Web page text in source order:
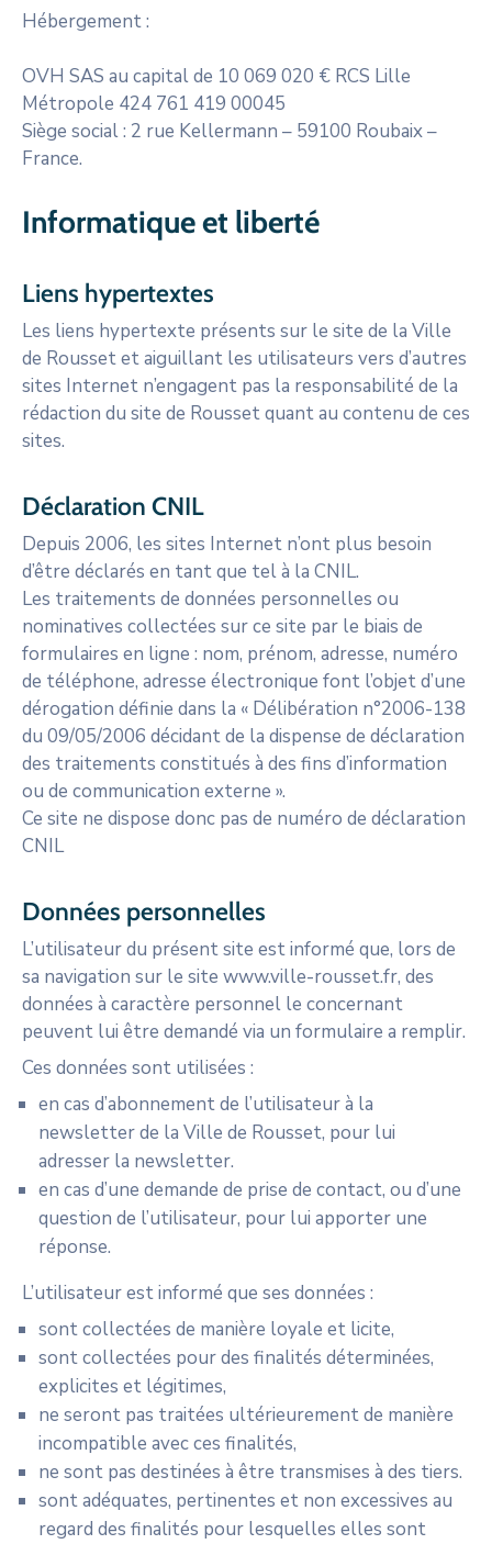
Hébergement :
OVH SAS au capital de 10 069 020 € RCS Lille
Métropole 424 761 419 00045
Siège social : 2 rue Kellermann – 59100 Roubaix –
France.
Informatique et liberté
Liens hypertextes
Les liens hypertexte présents sur le site de la Ville
de Rousset et aiguillant les utilisateurs vers d’autres
sites Internet n’engagent pas la responsabilité de la
rédaction du site de Rousset quant au contenu de ces
sites.
Déclaration CNIL
Depuis 2006, les sites Internet n’ont plus besoin
d’être déclarés en tant que tel à la CNIL.
Les traitements de données personnelles ou
nominatives collectées sur ce site par le biais de
formulaires en ligne : nom, prénom, adresse, numéro
de téléphone, adresse électronique font l’objet d’une
dérogation définie dans la « Délibération n°2006-138
du 09/05/2006 décidant de la dispense de déclaration
des traitements constitués à des fins d’information
ou de communication externe ».
Ce site ne dispose donc pas de numéro de déclaration
CNIL
Données personnelles
L’utilisateur du présent site est informé que, lors de
sa navigation sur le site www.ville-rousset.fr, des
données à caractère personnel le concernant
peuvent lui être demandé via un formulaire a remplir.
Ces données sont utilisées :
en cas d’abonnement de l’utilisateur à la
newsletter de la Ville de Rousset, pour lui
adresser la newsletter.
en cas d’une demande de prise de contact, ou d’une
question de l’utilisateur, pour lui apporter une
réponse.
L’utilisateur est informé que ses données :
sont collectées de manière loyale et licite,
sont collectées pour des finalités déterminées,
explicites et légitimes,
ne seront pas traitées ultérieurement de manière
incompatible avec ces finalités,
ne sont pas destinées à être transmises à des tiers.
sont adéquates, pertinentes et non excessives au
regard des finalités pour lesquelles elles sont